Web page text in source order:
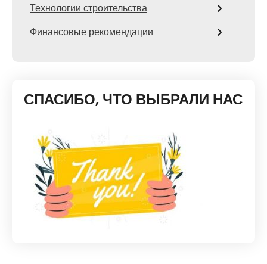
Технологии строительства
Финансовые рекомендации
СПАСИБО, ЧТО ВЫБРАЛИ НАС